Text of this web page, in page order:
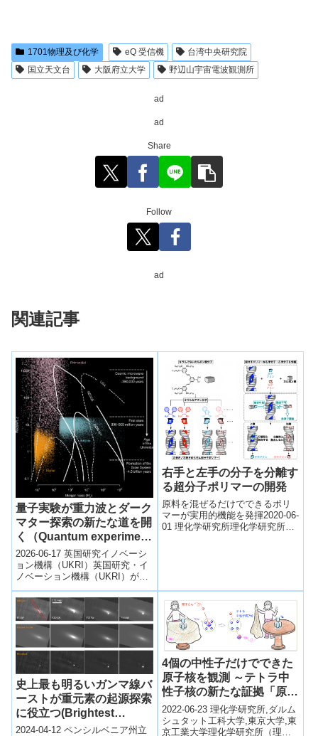
1701物理及び化学 eQ 受信機
台湾中央研究院
国立天文台
大阪府立大学 野辺山宇宙電波観測所
ad
ad
Share
Follow
ad
関連記事
量子実験が重力波とダーク
マター探索の新たな道を開
く（Quantum experiment
opens gravitational
waves and dark matter
search）
2026-06-17 英国研究イノベーシ
ョン機構（UKRI）英国研究・イ
ノベーション機構（UKRI）が支
援するAION（Atom
Interferometer ...
右手と左手の分子を分離す
る超分子ポリマーの開発
原料を混ぜるだけでできるポリ
マーが実用的機能を発揮2020-06-
01 理化学研究所理化学研究所
史上最も明るいガンマ線バ
ーストが重元素の起源探索
に役立つ(Brightest
gamma-ray burst of all
2024-04-12 ペンシルベニア州立
4個の中性子だけでできた
原子核を観測 ～テトラ中
性子核の新たな証拠「原子
番号ゼロの世界を開拓」～
2022-06-23 理化学研究所,ダルム
シュタット工科大学,東京大学,東
京工業大学理化学研究所（理